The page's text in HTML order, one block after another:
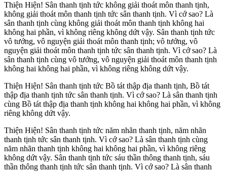
Thiện Hiện! Sân thanh tịnh tức không giải thoát môn thanh tịnh,
không giải thoát môn thanh tịnh tức sân thanh tịnh. Vì cớ sao? Là
sân thanh tịnh cùng không giải thoát môn thanh tịnh không hai
không hai phần, vì không riêng không dứt vậy. Sân thanh tịnh tức
vô tướng, vô nguyện giải thoát môn thanh tịnh; vô tướng, vô
nguyện giải thoát môn thanh tịnh tức sân thanh tịnh. Vì cớ sao? Là
sân thanh tịnh cùng vô tướng, vô nguyện giải thoát môn thanh tịnh
không hai không hai phần, vì không riêng không dứt vậy.
Thiện Hiện! Sân thanh tịnh tức Bồ tát thập địa thanh tịnh, Bồ tát
thập địa thanh tịnh tức sân thanh tịnh. Vì cớ sao? Là sân thanh tịnh
cùng Bồ tát thập địa thanh tịnh không hai không hai phần, vì không
riêng không dứt vậy.
Thiện Hiện! Sân thanh tịnh tức năm nhãn thanh tịnh, năm nhãn
thanh tịnh tức sân thanh tịnh. Vì cớ sao? Là sân thanh tịnh cùng
năm nhãn thanh tịnh không hai không hai phần, vì không riêng
không dứt vậy. Sân thanh tịnh tức sáu thần thông thanh tịnh, sáu
thần thông thanh tịnh tức sân thanh tịnh. Vì cớ sao? Là sân thanh